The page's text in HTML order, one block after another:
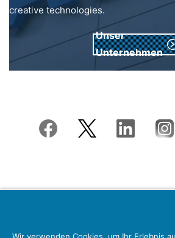
creative technologies.
Unser
Unternehmen